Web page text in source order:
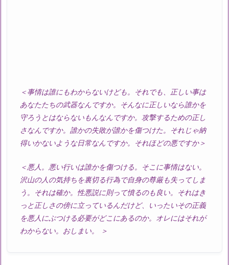
＜事情は誰にもわからないけども。それでも、正しい事は
あなたたちの武器なんですか。そんなに正しいなら誰かを
守ろうとはならないもんなんですか。攻撃するための正し
さなんですか。誰かの失敗が誰かを傷つけた。それじゃ納
得いかないような日常なんですか。それほどの悪ですか＞
＜悪人。悪い行いは誰かを傷つける。そこに事情はない。
沢山の人の気持ちを裏切る行為で自身の尊厳も失ってしま
う。それは確か。性悪説に則って憤るのも良い。それはき
っと正しさの傍に立っているんだけど、いったいその正義
を悪人にぶつける必要がどこにあるのか。オレにはそれが
わからない。おしまい。 ＞